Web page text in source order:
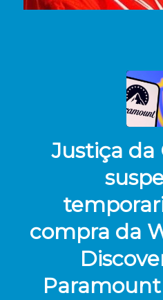
Justiça da
compra da